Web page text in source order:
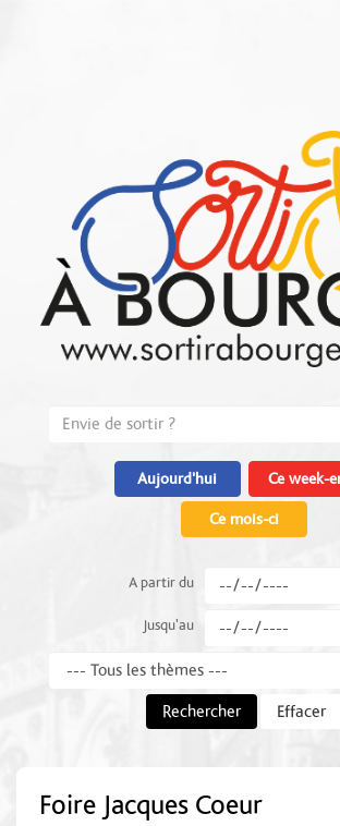
Aujourd'hui Ce week-
Ce mois-ci
A partir du
Jusqu'au
Rechercher Effacer
Foire Jacques Coeur